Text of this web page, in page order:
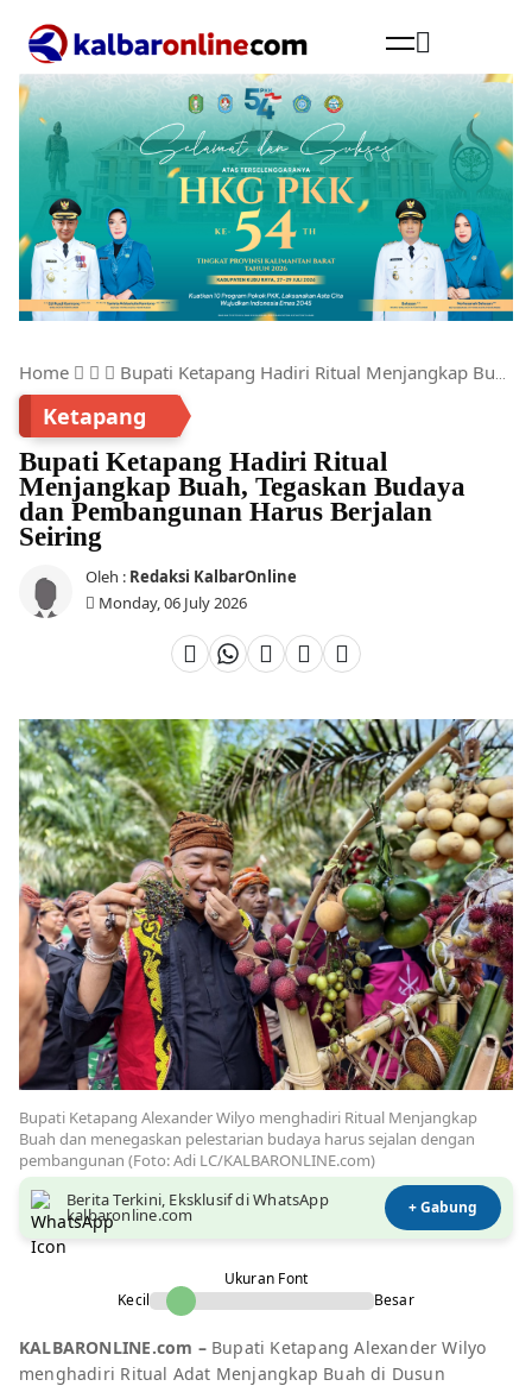
Cari
Home Bupati Ketapang Hadiri Ritual Menjangkap Buah, Tegaskan Budaya dan Pembangunan Harus Berjalan Seiring
Ketapang
Bupati Ketapang Hadiri Ritual
Menjangkap Buah, Tegaskan Budaya
dan Pembangunan Harus Berjalan
Seiring
Oleh : Redaksi KalbarOnline
Monday, 06 July 2026
Bupati Ketapang Alexander Wilyo menghadiri Ritual Menjangkap
Buah dan menegaskan pelestarian budaya harus sejalan dengan
pembangunan (Foto: Adi LC/KALBARONLINE.com)
Berita Terkini, Eksklusif di WhatsApp
kalbaronline.com + Gabung
Ukuran Font
Kecil
Besar
KALBARONLINE.com – Bupati Ketapang Alexander Wilyo
menghadiri Ritual Adat Menjangkap Buah di Dusun